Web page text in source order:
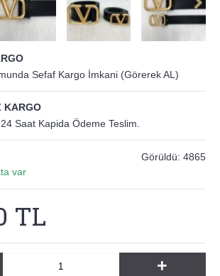
Sefaf Kargo İmkani (Görerek AL)
KARGO
Saat Kapida Ödeme Teslim.
Görüldü: 4865
var
TL
+